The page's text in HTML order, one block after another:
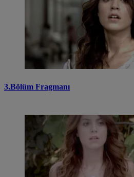
3.Bölüm Fragmanı